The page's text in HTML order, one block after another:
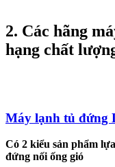
2. Các hãng
hạng chất
Máy lạnh tủ đứng
Có 2 kiểu sản phẩm
đứng nối ống gió